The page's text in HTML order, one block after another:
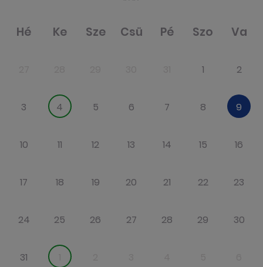
Hé Ke Sze Csü Pé Szo Va
1 2
3 4 5 6 7 8 9
10 11 12 13 14 15 16
17 18 19 20 21 22 23
24 25 26 27 28 29 30
31